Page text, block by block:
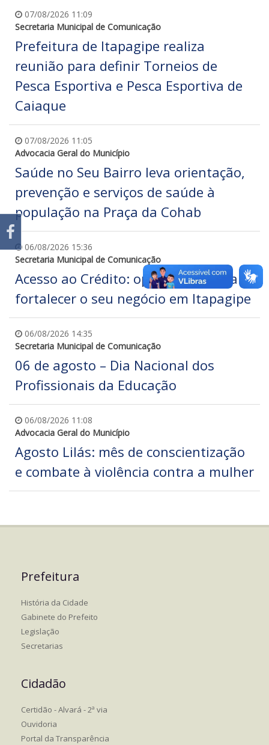
07/08/2026 11:09
Secretaria Municipal de Comunicação
Prefeitura de Itapagipe realiza
reunião para definir Torneios de
Pesca Esportiva e Pesca Esportiva de
Caiaque
07/08/2026 11:05
Advocacia Geral do Município
Saúde no Seu Bairro leva orientação,
prevenção e serviços de saúde à
população na Praça da Cohab
06/08/2026 15:36
Secretaria Municipal de Comunicação
Acesso ao Crédito: oportunidade para
fortalecer o seu negócio em Itapagipe
06/08/2026 14:35
Secretaria Municipal de Comunicação
06 de agosto – Dia Nacional dos
Profissionais da Educação
06/08/2026 11:08
Advocacia Geral do Município
Agosto Lilás: mês de conscientização
e combate à violência contra a mulher
Prefeitura
História da Cidade
Gabinete do Prefeito
Legislação
Secretarias
Cidadão
Certidão - Alvará - 2ª via
Ouvidoria
Portal da Transparência